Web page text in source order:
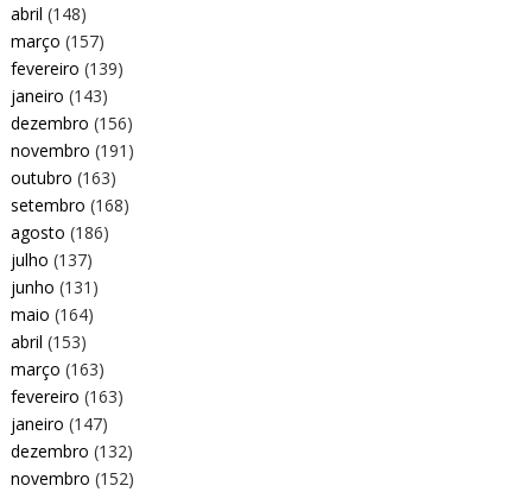
abril (148)
março (157)
fevereiro (139)
janeiro (143)
dezembro (156)
novembro (191)
outubro (163)
setembro (168)
agosto (186)
julho (137)
junho (131)
maio (164)
abril (153)
março (163)
fevereiro (163)
janeiro (147)
dezembro (132)
novembro (152)